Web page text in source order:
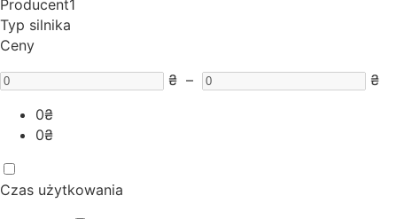
Producent1
Typ silnika
Ceny
₴ –
₴
0₴
0₴
Czas użytkowania